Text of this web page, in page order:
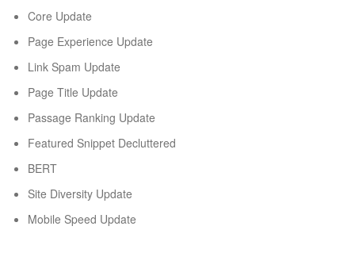
Core Update
Page Experience Update
Link Spam Update
Page Title Update
Passage Ranking Update
Featured Snippet Decluttered
BERT
Site Diversity Update
Mobile Speed Update